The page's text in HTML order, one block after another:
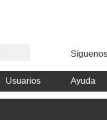
Usuarios Ayuda